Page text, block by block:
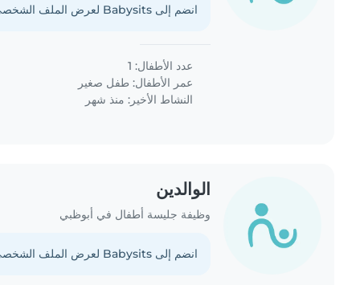
انضم إلى Babysits لعرض الملف الشخصي الكامل.
عدد الأطفال: 1
عمر الأطفال: طفل صغير
النشاط الأخير: منذ شهر
الوالدين
وظيفة جليسة أطفال في أبوظبي
انضم إلى Babysits لعرض الملف الشخصي الكامل.